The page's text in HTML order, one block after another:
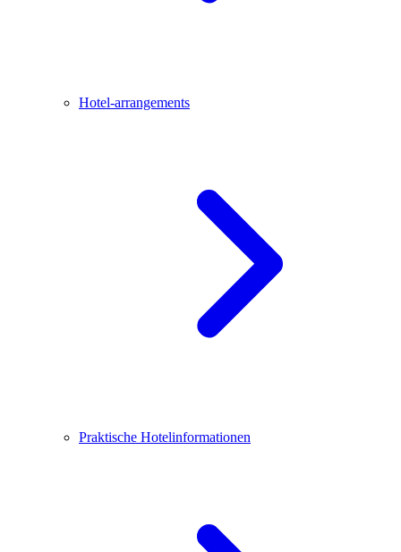
Hotel-arrangements
Praktische Hotelinformationen